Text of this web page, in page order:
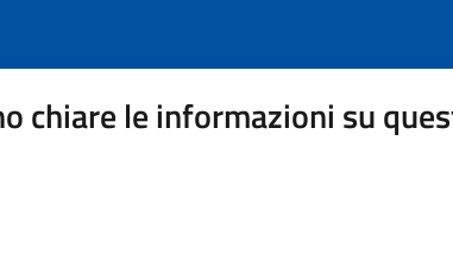
chiare le informazioni su